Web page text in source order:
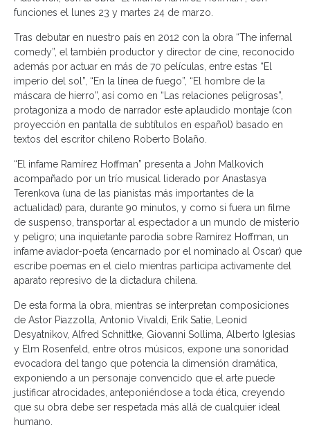
funciones el lunes 23 y martes 24 de marzo.
Tras debutar en nuestro país en 2012 con la obra “The infernal
comedy”, el también productor y director de cine, reconocido
además por actuar en más de 70 películas, entre estas “El
imperio del sol”, “En la línea de fuego”, “El hombre de la
máscara de hierro”, así como en “Las relaciones peligrosas”,
protagoniza a modo de narrador este aplaudido montaje (con
proyección en pantalla de subtítulos en español) basado en
textos del escritor chileno Roberto Bolaño.
“El infame Ramírez Hoffman” presenta a John Malkovich
acompañado por un trío musical liderado por Anastasya
Terenkova (una de las pianistas más importantes de la
actualidad) para, durante 90 minutos, y como si fuera un filme
de suspenso, transportar al espectador a un mundo de misterio
y peligro; una inquietante parodia sobre Ramírez Hoffman, un
infame aviador-poeta (encarnado por el nominado al Oscar) que
escribe poemas en el cielo mientras participa activamente del
aparato represivo de la dictadura chilena.
De esta forma la obra, mientras se interpretan composiciones
de Astor Piazzolla, Antonio Vivaldi, Erik Satie, Leonid
Desyatnikov, Alfred Schnittke, Giovanni Sollima, Alberto Iglesias
y Elm Rosenfeld, entre otros músicos, expone una sonoridad
evocadora del tango que potencia la dimensión dramática,
exponiendo a un personaje convencido que el arte puede
justificar atrocidades, anteponiéndose a toda ética, creyendo
que su obra debe ser respetada más allá de cualquier ideal
humano.